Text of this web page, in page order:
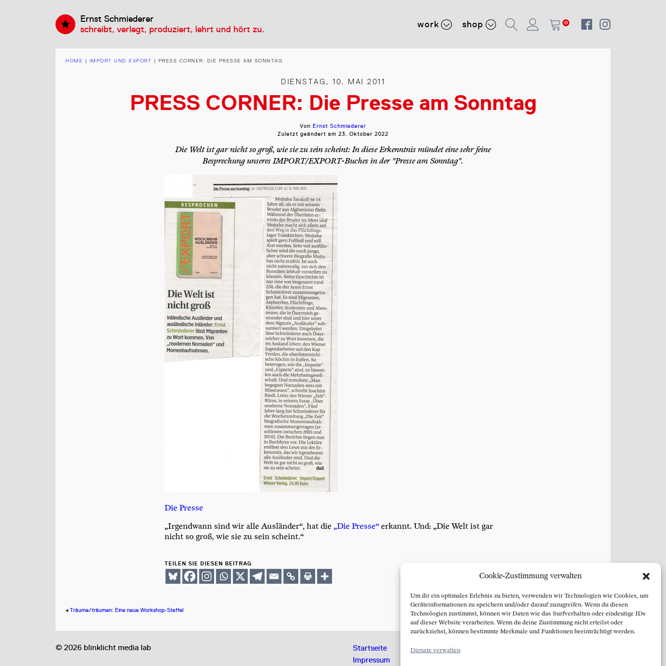
Cookie-Zustimmung verwalten
Um dir ein optimales Erlebnis zu bieten, verwenden wir Technologien wie Cookies, um
Geräteinformationen zu speichern und/oder darauf zuzugreifen. Wenn du diesen
Technologien zustimmst, können wir Daten wie das Surfverhalten oder eindeutige IDs
auf dieser Website verarbeiten. Wenn du deine Zustimmung nicht erteilst oder
zurückziehst, können bestimmte Merkmale und Funktionen beeinträchtigt werden.
Dienste verwalten
Ernst Schmiederer
schreibt, verlegt, produziert, lehrt und hört zu.
work shop 0
HOME | IMPORT UND EXPORT | PRESS CORNER: DIE PRESSE AM SONNTAG
DIENSTAG, 10. MAI 2011
PRESS CORNER: Die Presse am Sonntag
Von Ernst Schmiederer
Zuletzt geändert am 23. Oktober 2022
Die Welt ist gar nicht so groß, wie sie zu sein scheint: In diese Erkenntnis mündet eine sehr feine
Besprechung unseres IMPORT/EXPORT-Buches in der "Presse am Sonntag".
Die Pres­se
„Irgend­wann sind wir alle Aus­län­der“, hat die „Die Pres­se“ erkannt. Und: „Die Welt ist gar
nicht so groß, wie sie zu sein scheint.“
TEILEN SIE DIESEN BEITRAG
◂ Träume/​träumen: Eine neue Workshop-Staffel Moving on: IMPORT/EXPORT ab sofort am Gänsehäufel ▸
© 2026 blinklicht media lab
Startseite
Impressum